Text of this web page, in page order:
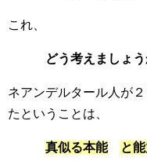
これ、
どう考えましょう
ネアンデルタール人が
たということは、
真似る本能 と